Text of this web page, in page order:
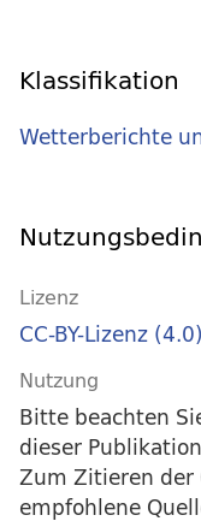
Klassifikation
Wetterberichte
Lizenz
CC-BY-Lizenz (4.0)
Nutzung
Bitte beachten
dieser
Zum Zitieren der
empfohlene